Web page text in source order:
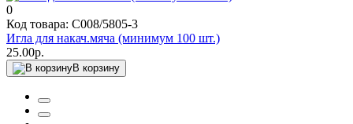
0
Код товара: С008/5805-3
Игла для накач.мяча (минимум 100 шт.)
25.00р.
В корзину